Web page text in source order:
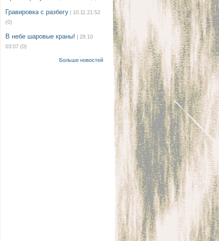
Гравировка с разбегу | 10.11 21:52
(0)
В небе шаровые краны! | 28.10
03:07 (0)
Больше новостей